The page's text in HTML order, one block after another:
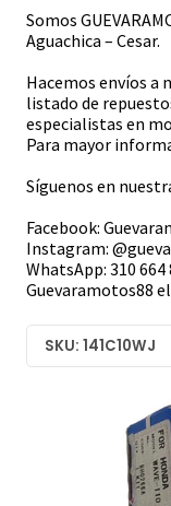
Somos
Aguachica – Cesar.
Hacemos envíos a
listado de
especialistas en
Para mayor
Síguenos en
Facebook:
Instagram:
WhatsApp: 310 664
Guevaramotos88
SKU: 141C10WJ